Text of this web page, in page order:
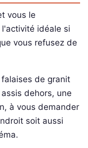
vous le
idéale si
vous refusez de
de granit
dehors, une
à vous demander
soit aussi